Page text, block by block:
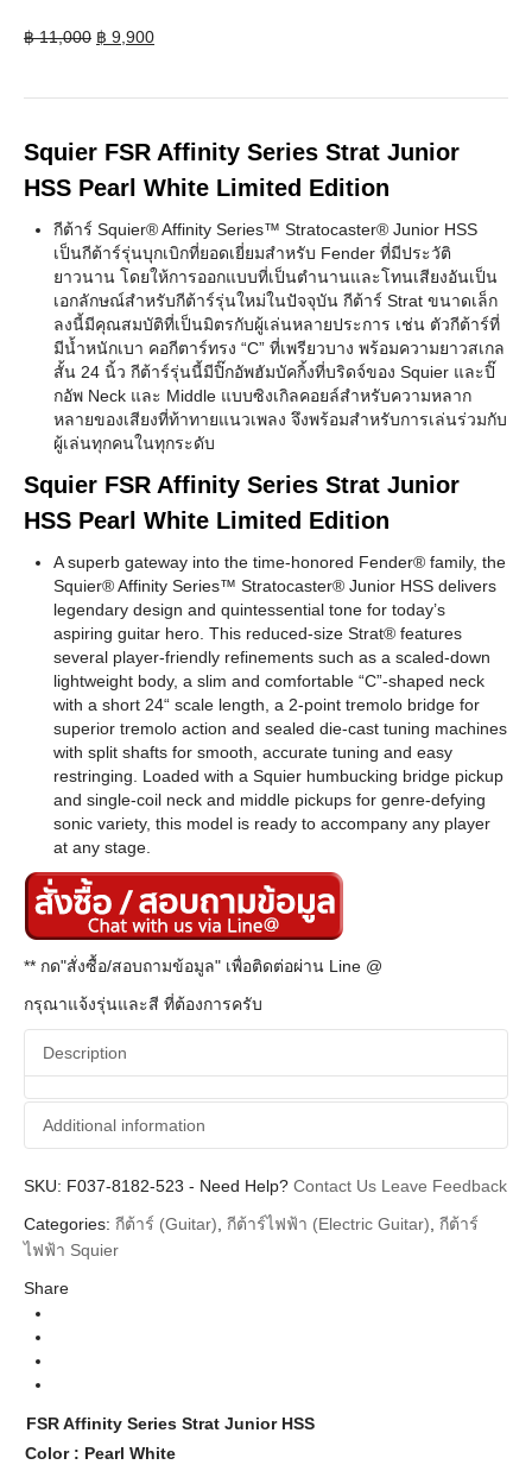
฿11,000 Original
฿ 9,900Current
Squier FSR Affinity Series Strat Junior
HSS Pearl White Limited Edition
กีต้าร์ Squier® Affinity Series™ Stratocaster® Junior HSS
เป็นกีต้าร์รุ่นบุกเบิกที่ยอดเยี่ยมสำหรับ Fender ที่มีประวัติ
ยาวนาน โดยให้การออกแบบที่เป็นตำนานและโทนเสียงอันเป็น
เอกลักษณ์สำหรับกีต้าร์รุ่นใหม่ในปัจจุบัน กีต้าร์ Strat ขนาดเล็ก
ลงนี้มีคุณสมบัติที่เป็นมิตรกับผู้เล่นหลายประการ เช่น ตัวกีต้าร์ที่
มีน้ำหนักเบา คอกีตาร์ทรง “C” ที่เพรียวบาง พร้อมความยาวสเกล
สั้น 24 นิ้ว กีต้าร์รุ่นนี้มีปิ๊กอัพฮัมบัคกิ้งที่บริดจ์ของ Squier และปิ๊
กอัพ Neck และ Middle แบบซิงเกิลคอยล์สำหรับความหลาก
หลายของเสียงที่ท้าทายแนวเพลง จึงพร้อมสำหรับการเล่นร่วมกับ
ผู้เล่นทุกคนในทุกระดับ
Squier FSR Affinity Series Strat Junior
HSS Pearl White Limited Edition
A superb gateway into the time-honored Fender® family, the
Squier® Affinity Series™ Stratocaster® Junior HSS delivers
legendary design and quintessential tone for today’s
aspiring guitar hero. This reduced-size Strat® features
several player-friendly refinements such as a scaled-down
lightweight body, a slim and comfortable “C”-shaped neck
with a short 24“ scale length, a 2-point tremolo bridge for
superior tremolo action and sealed die-cast tuning machines
with split shafts for smooth, accurate tuning and easy
restringing. Loaded with a Squier humbucking bridge pickup
and single-coil neck and middle pickups for genre-defying
sonic variety, this model is ready to accompany any player
at any stage.
** กด"สั่งซื้อ/สอบถามข้อมูล" เพื่อติดต่อผ่าน Line @
กรุณาแจ้งรุ่นและสี ที่ต้องการครับ
Description
Additional information
Additional information
Brands Squier
SKU: F037-8182-523 - Need Help? Contact Us Leave Feedback
Categories: กีต้าร์ (Guitar) กีต้าร์ไฟฟ้า (Electric Guitar) กีต้าร์
ไฟฟ้า Squier
Share
FSR Affinity Series Strat Junior HSS
Color : Pearl White